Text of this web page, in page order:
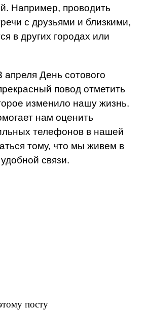
Например, проводить
с друзьями и близкими,
в других городах или
День сотового
повод отметить
изменило нашу жизнь.
нам оценить
телефонов в нашей
тому, что мы живем в
связи.
посту